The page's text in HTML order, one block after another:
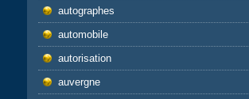
autographes
automobile
autorisation
auvergne